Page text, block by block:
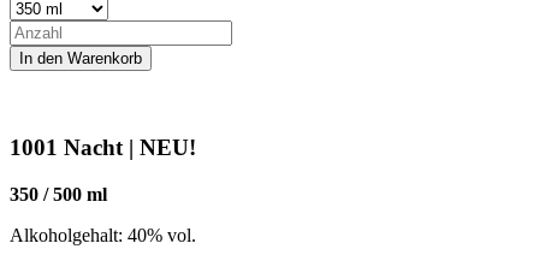
1001 Nacht | NEU!
350 / 500 ml
Alkoholgehalt: 40% vol.